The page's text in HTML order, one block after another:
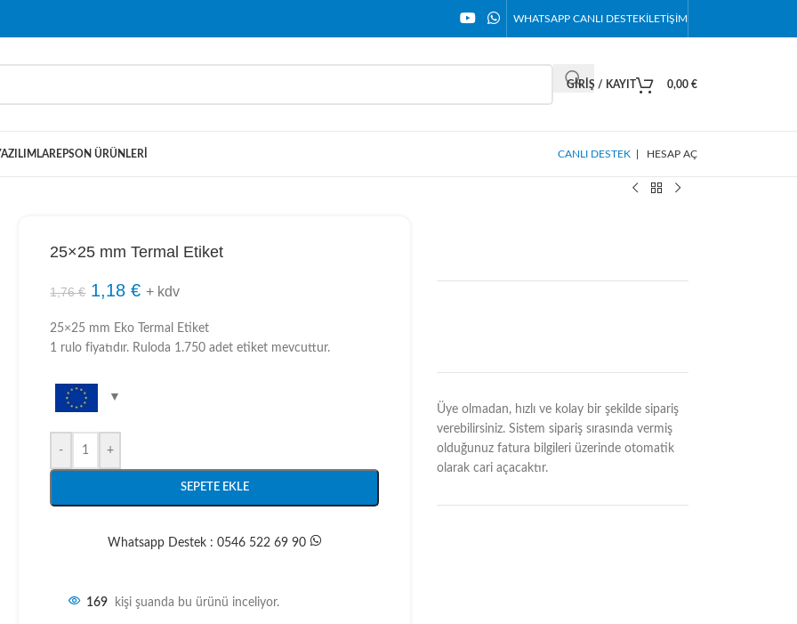
WHATSAPP CANLI DESTEKİLETIŞIM
GIRIŞ / KAYIT 0,00 €
EPSON ÜRÜNLERI CANLI DESTEK HESAP AÇ
25×25 mm Termal Etiket
1,76€ 1,18€ + kdv
25×25 mm Eko Termal Etiket
1 rulo fiyatıdır. Ruloda 1.750 adet etiket mevcuttur.
- +
SEPETE EKLE
Whatsapp Destek : 0546 522 69 90
169 kişi şuanda bu ürünü inceliyor.
Üye olmadan, hızlı ve kolay bir şekilde sipariş
verebilirsiniz. Sistem sipariş sırasında vermiş
olduğunuz fatura bilgileri üzerinde otomatik
olarak cari açacaktır.